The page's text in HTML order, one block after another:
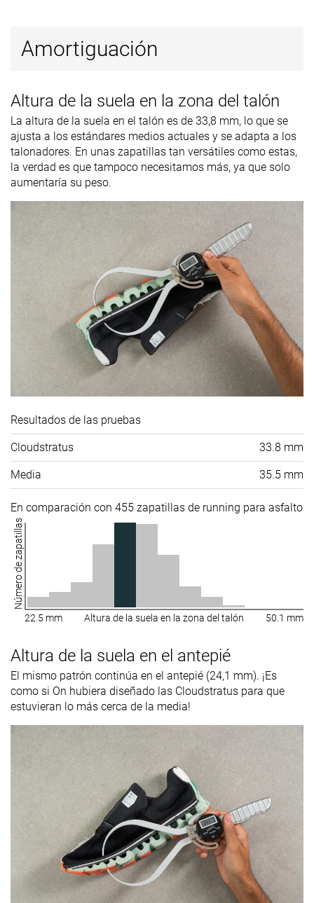
Amortiguación
Altura de la suela en la zona del talón
La altura de la suela en el talón es de 33,8 mm, lo que se
ajusta a los estándares medios actuales y se adapta a los
talonadores. En unas zapatillas tan versátiles como estas,
la verdad es que tampoco necesitamos más, ya que solo
aumentaría su peso.
Resultados de las pruebas
Cloudstratus 33.8 mm
Media 35.5 mm
En comparación con 455 zapatillas de running para asfalto
Número de zapatillas
22.5 mm Altura de la suela en la zona del talón 50.1 mm
Altura de la suela en el antepié
El mismo patrón continúa en el antepié (24,1 mm). ¡Es
como si On hubiera diseñado las Cloudstratus para que
estuvieran lo más cerca de la media!